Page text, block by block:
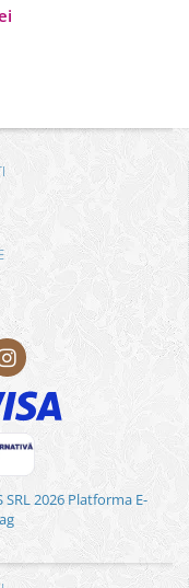
2026 Platforma E-